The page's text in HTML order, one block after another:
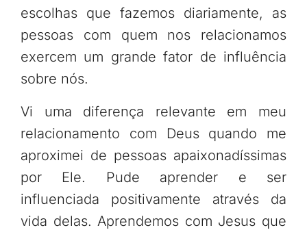
escolhas que fazemos diariamente, as
pessoas com quem nos relacionamos
exercem um grande fator de influência
sobre nós.
Vi uma diferença relevante em meu
relacionamento com Deus quando me
aproximei de pessoas apaixonadíssimas
por Ele. Pude aprender e ser
influenciada positivamente através da
vida delas. Aprendemos com Jesus que